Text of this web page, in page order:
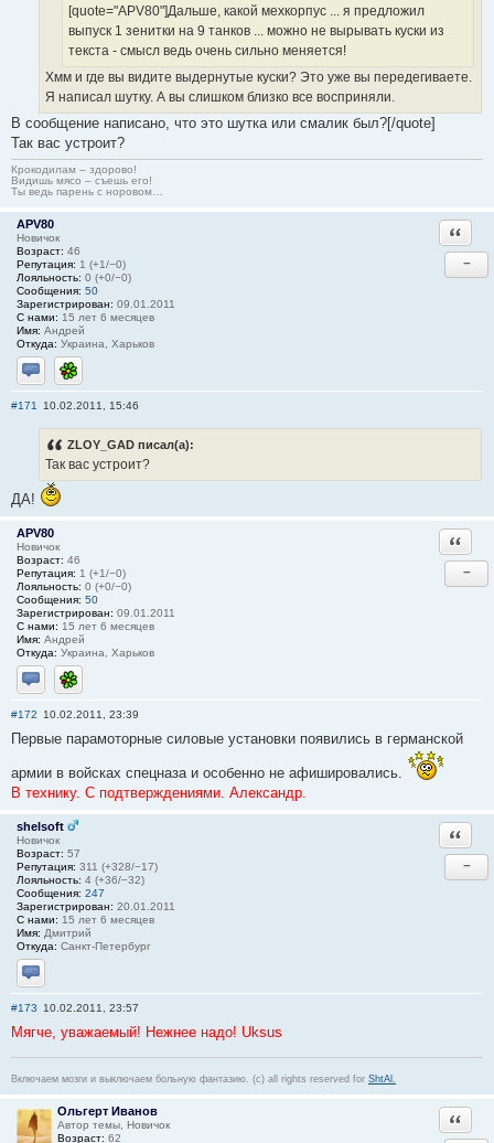
[quote="APV80"]Дальше, какой мехкорпус ... я предложил
выпуск 1 зенитки на 9 танков ... можно не вырывать куски из
текста - смысл ведь очень сильно меняется!
Хмм и где вы видите выдернутые куски? Это уже вы передегиваете.
Я написал шутку. А вы слишком близко все восприняли.
В сообщение написано, что это шутка или смалик был?[/quote]
Так вас устроит?
Крокодилам – здорово!
Видишь мясо – съешь его!
Ты ведь парень с норовом…
APV80
Новичок
Возраст: 46
Репутация: 1 (+1/−0)
Лояльность: 0 (+0/−0)
Сообщения: 50
Зарегистрирован: 09.01.2011
С нами: 15 лет 6 месяцев
Имя: Андрей
Откуда: Украина, Харьков
Отправить личное сообщение
ICQ
−
#171 10.02.2011, 15:46
ZLOY_GAD писал(а):
Так вас устроит?
ДА!
APV80
Новичок
Возраст: 46
Репутация: 1 (+1/−0)
Лояльность: 0 (+0/−0)
Сообщения: 50
Зарегистрирован: 09.01.2011
С нами: 15 лет 6 месяцев
Имя: Андрей
Откуда: Украина, Харьков
Отправить личное сообщение
ICQ
−
#172 10.02.2011, 23:39
Первые парамоторные силовые установки появились в германской
армии в войсках спецназа и особенно не афишировались.
В технику. С подтверждениями. Александр.
shelsoft
Новичок
Возраст: 57
Репутация: 311 (+328/−17)
Лояльность: 4 (+36/−32)
Сообщения: 247
Зарегистрирован: 20.01.2011
С нами: 15 лет 6 месяцев
Имя: Дмитрий
Откуда: Санкт-Петербург
Отправить личное сообщение
−
#173 10.02.2011, 23:57
Мягче, уважаемый! Нежнее надо! Uksus
Включаем мозги и выключаем больную фантазию. (c) all rights reserved for ShtAl.
Ольгерт Иванов
Автор темы, Новичок
Возраст: 62